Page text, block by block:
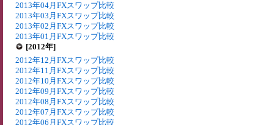
2013年04月FXスワップ比較
2013年03月FXスワップ比較
2013年02月FXスワップ比較
2013年01月FXスワップ比較
[2012年]
2012年12月FXスワップ比較
2012年11月FXスワップ比較
2012年10月FXスワップ比較
2012年09月FXスワップ比較
2012年08月FXスワップ比較
2012年07月FXスワップ比較
2012年06月FXスワップ比較